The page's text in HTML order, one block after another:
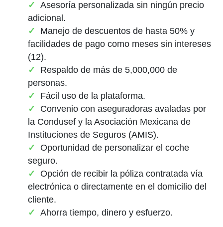
Asesoría personalizada sin ningún precio
adicional.
Manejo de descuentos de hasta 50% y
facilidades de pago como meses sin intereses
(12).
Respaldo de más de 5,000,000 de
personas.
Fácil uso de la plataforma.
Convenio con aseguradoras avaladas por
la Condusef y la Asociación Mexicana de
Instituciones de Seguros (AMIS).
Oportunidad de personalizar el coche
seguro.
Opción de recibir la póliza contratada vía
electrónica o directamente en el domicilio del
cliente.
Ahorra tiempo, dinero y esfuerzo.